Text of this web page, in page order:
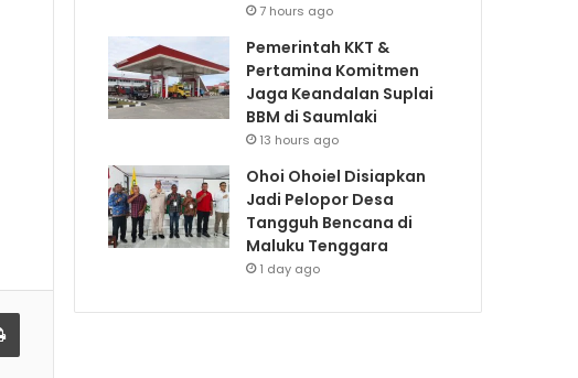
7 hours ago
Pemerintah KKT &
Pertamina Komitmen
Jaga Keandalan Suplai
BBM di Saumlaki
13 hours ago
Ohoi Ohoiel Disiapkan
Jadi Pelopor Desa
Tangguh Bencana di
Maluku Tenggara
1 day ago